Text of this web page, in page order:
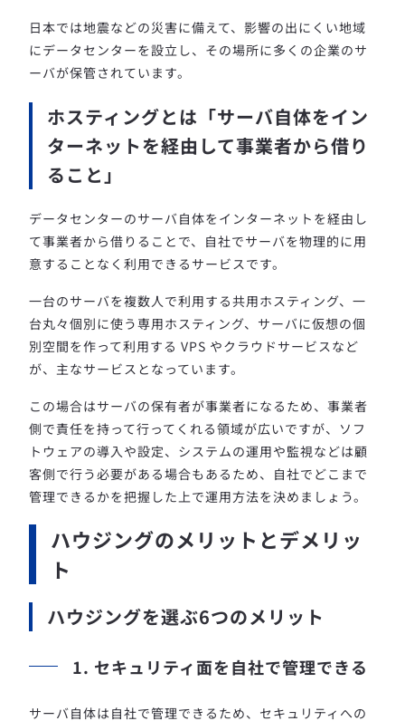
日本では地震などの災害に備えて、影響の出にくい地域
にデータセンターを設立し、その場所に多くの企業のサ
ーバが保管されています。
ホスティングとは「サーバ自体をイン
ターネットを経由して事業者から借り
ること」
データセンターのサーバ自体をインターネットを経由し
て事業者から借りることで、自社でサーバを物理的に用
意することなく利用できるサービスです。
一台のサーバを複数人で利用する共用ホスティング、一
台丸々個別に使う専用ホスティング、サーバに仮想の個
別空間を作って利用する VPS やクラウドサービスなど
が、主なサービスとなっています。
この場合はサーバの保有者が事業者になるため、事業者
側で責任を持って行ってくれる領域が広いですが、ソフ
トウェアの導入や設定、システムの運用や監視などは顧
客側で行う必要がある場合もあるため、自社でどこまで
管理できるかを把握した上で運用方法を決めましょう。
ハウジングのメリットとデメリッ
ト
ハウジングを選ぶ6つのメリット
1. セキュリティ面を自社で管理できる
サーバ自体は自社で管理できるため、セキュリティへの